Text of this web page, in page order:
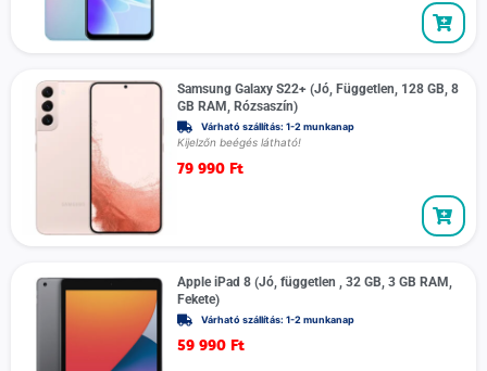
Samsung Galaxy S22+ (Jó, Független, 128 GB, 8
GB RAM, Rózsaszín)
Várható szállítás: 1-2 munkanap
Kijelzőn beégés látható!
79 990 Ft
Apple iPad 8 (Jó, független , 32 GB, 3 GB RAM,
Fekete)
Várható szállítás: 1-2 munkanap
59 990 Ft